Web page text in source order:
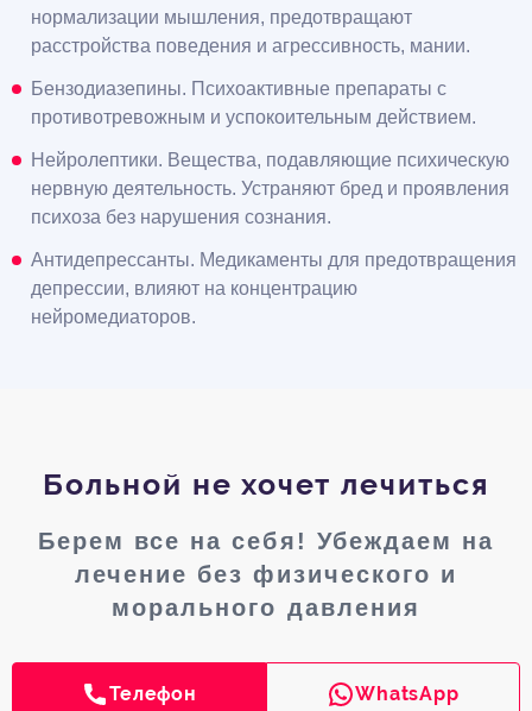
нормализации мышления, предотвращают
расстройства поведения и агрессивность, мании.
Бензодиазепины. Психоактивные препараты с
противотревожным и успокоительным действием.
Нейролептики. Вещества, подавляющие психическую
нервную деятельность. Устраняют бред и проявления
психоза без нарушения сознания.
Антидепрессанты. Медикаменты для предотвращения
депрессии, влияют на концентрацию
нейромедиаторов.
Больной не хочет лечиться
Берем все на себя! Убеждаем на
лечение без физического и
морального давления
Телефон WhatsApp